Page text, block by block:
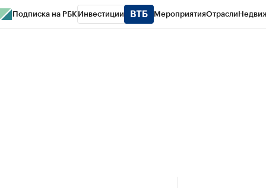
Подписка на РБК Инвестиции МероприятияОтрасли